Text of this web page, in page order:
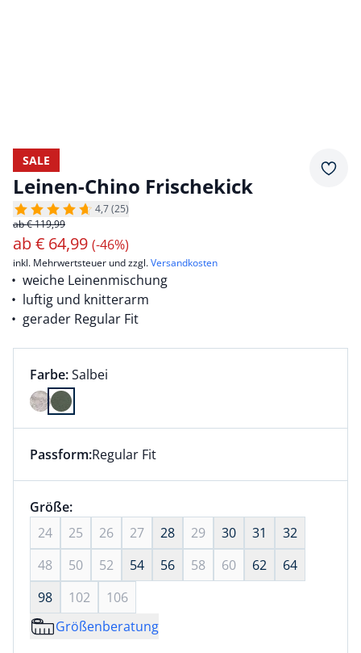
SALE
Leinen-Chino Frischekick
4,7 (25)
ab € 119,99
ab€ 64,99 (-46%)
inkl. Mehrwertsteuer und zzgl.Versandkosten
weiche Leinenmischung
luftig und knitterarm
gerader Regular Fit
Farbauswahl:
Farbe:aktuell ausgewählt:
Salbei
Farbe Salbei ausgewählt
Dieser Artikel hat die Passform Regular Fit. für
Passform:Regular Fit
Größenauswahl:
Größe:nichts ausgewählt
24
25 26 27 28 29 30 31
32
48
50 52 54 56 58 60 62
64
98
102
106
Größenberatung